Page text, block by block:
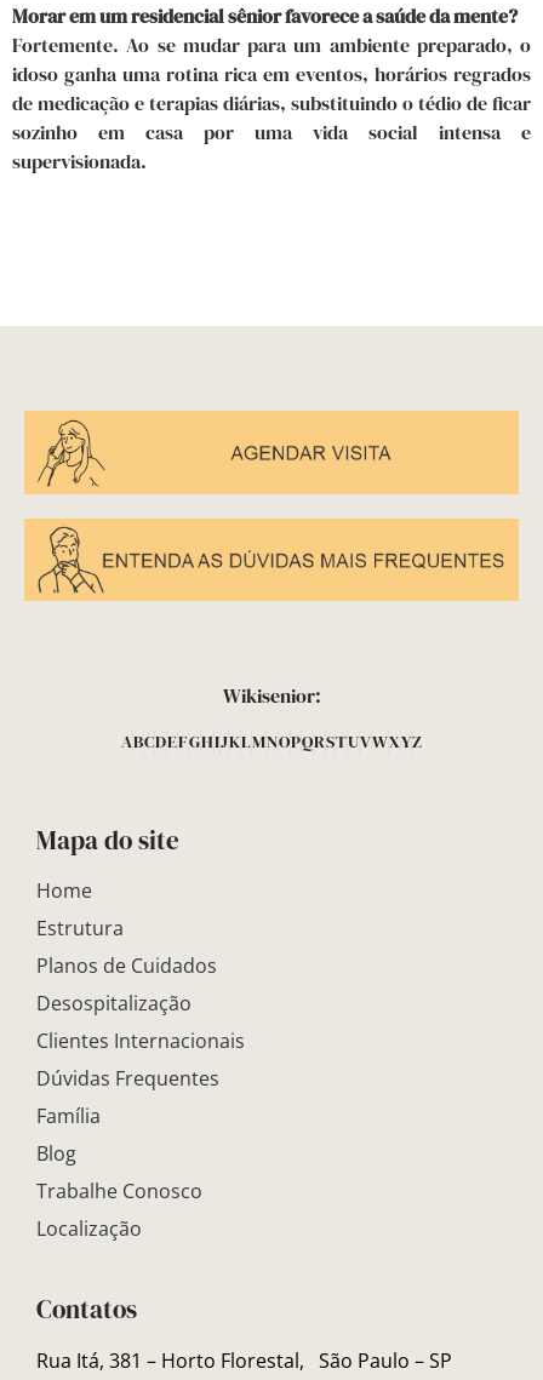
Morar em um residencial sênior favorece a saúde da mente?
Fortemente. Ao se mudar para um ambiente preparado, o
idoso ganha uma rotina rica em eventos, horários regrados
de medicação e terapias diárias, substituindo o tédio de ficar
sozinho em casa por uma vida social intensa e
supervisionada.
Wikisenior:
ABCDEFGHIJKLMNOPQRSTUVWXYZ
Mapa do site
Home
Estrutura
Planos de Cuidados
Desospitalização
Clientes Internacionais
Dúvidas Frequentes
Família
Blog
Trabalhe Conosco
Localização
Contatos
Rua Itá, 381 – Horto Florestal, São Paulo – SP